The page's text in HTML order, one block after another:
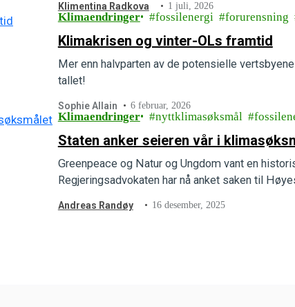
Klimentina Radkova 1 juli, 2026
Klimaendringer fossilenergi forurensning
Klimakrisen og vinter-OLs framtid
Mer enn halvparten av de potensielle
tallet!
Sophie Allain 6 februar, 2026
Klimaendringer nyttklimasøksmål
Staten anker seieren vår i
Greenpeace og Natur og Ungdom vant en
Regjeringsadvokaten har nå anket saken til
Andreas Randøy 16 desember, 2025